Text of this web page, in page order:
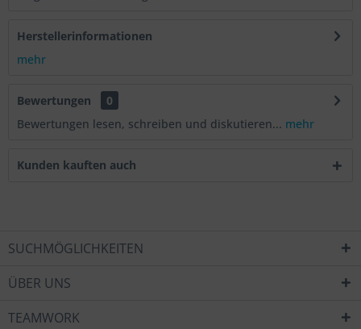
Herstellerinformationen
mehr
Bewertungen
0
Bewertungen lesen, schreiben und diskutieren... mehr
Kunden kauften auch
SUCHMÖGLICHKEITEN
ÜBER UNS
TEAMWORK